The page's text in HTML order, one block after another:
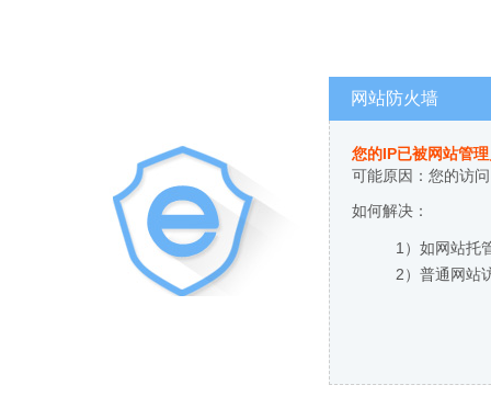
网站防火墙
您的IP已被网站管
可能原因：您的访
如何解决：
1）如网站托
2）普通网站